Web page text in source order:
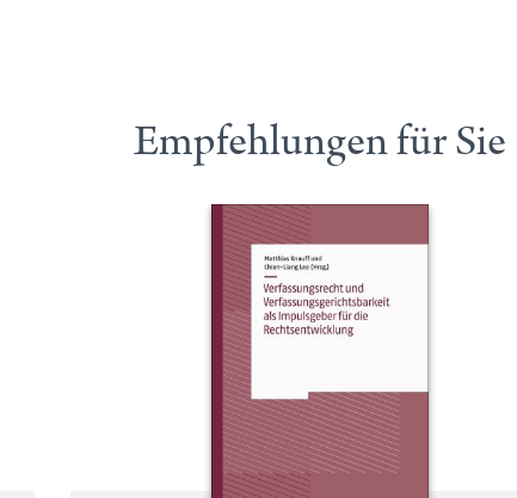
Empfehlungen für Sie